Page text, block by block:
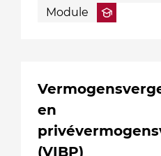
Module
en
(VIBP)